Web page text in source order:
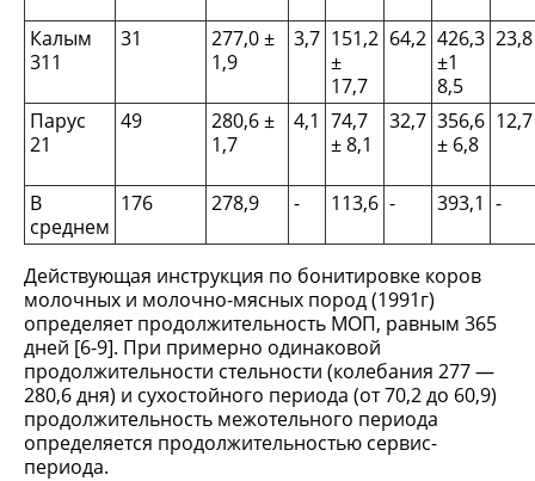
Калым
311
31
277,0 ±
1,9
3,7 151,2
±
17,7
64,2 426,3
±1
8,5
23,8
Парус
21
49
280,6 ±
1,7
4,1 74,7
± 8,1
32,7 356,6
± 6,8
12,7
В
среднем
176 278,9 - 113,6 - 393,1 -
Действующая инструкция по бонитировке коров
молочных и молочно-мясных пород (1991г)
определяет продолжительность МОП, равным 365
дней [6-9]. При примерно одинаковой
продолжительности стельности (колебания 277 —
280,6 дня) и сухостойного периода (от 70,2 до 60,9)
продолжительность межотельного периода
определяется продолжительностью сервис-
периода.